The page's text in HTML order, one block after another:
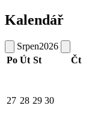
Kalendář
Srpen2026
Po Út St Čt
27 28 29 30